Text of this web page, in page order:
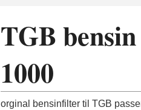
TGB
1000
orginal bensinfilter til TGB